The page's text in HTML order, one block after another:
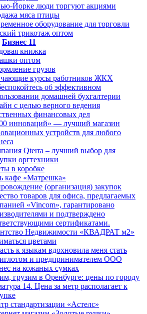
Йорке люди торгуют акциями
мяса птицы
оборудование для торговли
трикотаж оптом
Бизнес 11
книжка
оптом
грузов
курсы работников ЖКХ
об эффективном
домашней бухгалтерии
с целью верного ведения
финансовых дел
инноваций» — лучший магазин
устройств для любого
Qterra – лучший выбор для
оргтехники
в коробке
кафе «Матрешка»
(организация) закупок
товаров для офиса, предлагаемых
«Vincom», гарантировано
и подтверждено
сертификатами.
Недвижимости «КВАДРАТ м2»
цветами
к языкам вдохновила меня стать
и предпринимателем ООО
на кожаных сумках
грузим в Оренбурге: цены по городу
14. Цена за метр располагает к
стандартизации «Астелс»